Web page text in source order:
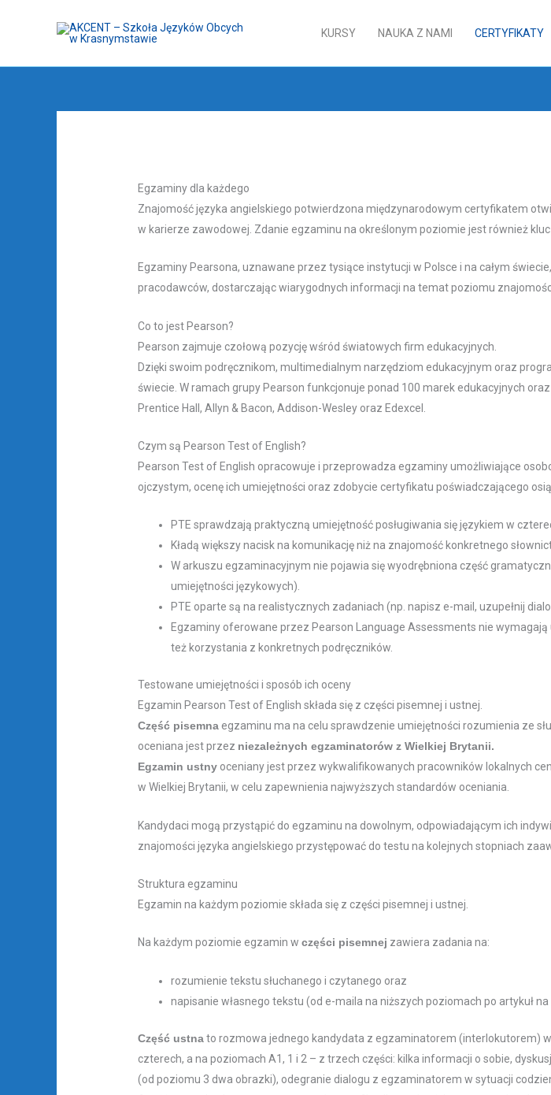
KURSY NAUKA Z NAMI CERTYFIKATY
Egzaminy dla każdego
Znajomość języka angielskiego potwierdzona międzynarodowym certyfikatem
w karierze zawodowej. Zdanie egzaminu na określonym poziomie jest również
Egzaminy Pearsona, uznawane przez tysiące instytucji w Polsce i na całym
pracodawców, dostarczając wiarygodnych informacji na temat poziomu
Co to jest Pearson?
Pearson zajmuje czołową pozycję wśród światowych firm edukacyjnych.
Dzięki swoim podręcznikom, multimedialnym narzędziom edukacyjnym oraz
świecie. W ramach grupy Pearson funkcjonuje ponad 100 marek edukacyjnych
Prentice Hall, Allyn & Bacon, Addison-Wesley oraz Edexcel.
Czym są Pearson Test of English?
Pearson Test of English opracowuje i przeprowadza egzaminy umożliwiające
ojczystym, ocenę ich umiejętności oraz zdobycie certyfikatu poświadczającego
PTE sprawdzają praktyczną umiejętność posługiwania się językiem w
Kładą większy nacisk na komunikację niż na znajomość konkretnego
W arkuszu egzaminacyjnym nie pojawia się wyodrębniona część
umiejętności językowych).
PTE oparte są na realistycznych zadaniach (np. napisz e-mail, uzupełnij
Egzaminy oferowane przez Pearson Language Assessments nie
też korzystania z konkretnych podręczników.
Testowane umiejętności i sposób ich oceny
Egzamin Pearson Test of English składa się z części pisemnej i ustnej.
Część pisemna egzaminu ma na celu sprawdzenie umiejętności rozumienia ze
oceniana jest przez niezależnych egzaminatorów z Wielkiej Brytanii.
Egzamin ustny oceniany jest przez wykwalifikowanych pracowników lokalnych
w Wielkiej Brytanii, w celu zapewnienia najwyższych standardów oceniania.
Kandydaci mogą przystąpić do egzaminu na dowolnym, odpowiadającym ich
znajomości języka angielskiego przystępować do testu na kolejnych stopniach
Struktura egzaminu
Egzamin na każdym poziomie składa się z części pisemnej i ustnej.
Na każdym poziomie egzamin wczęści pisemnej zawiera zadania na:
rozumienie tekstu słuchanego i czytanego oraz
napisanie własnego tekstu (od e-maila na niższych poziomach po artykuł na
Część ustnato rozmowa jednego kandydata z egzaminatorem (interlokutorem)
czterech, a na poziomach A1, 1 i 2 – z trzech części: kilka informacji o sobie,
(od poziomu 3 dwa obrazki), odegranie dialogu z egzaminatorem w sytuacji